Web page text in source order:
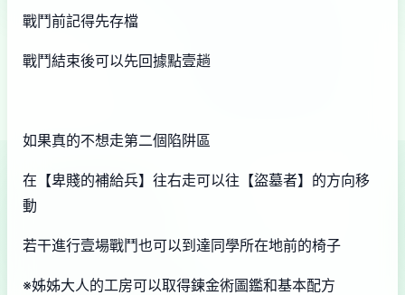
戰鬥前記得先存檔
戰鬥結束後可以先回據點壹趟
如果真的不想走第二個陷阱區
在【卑賤的補給兵】往右走可以往【盜墓者】的方向移
動
若干進行壹場戰鬥也可以到達同學所在地前的椅子
※姊姊大人的工房可以取得鍊金術圖鑑和基本配方